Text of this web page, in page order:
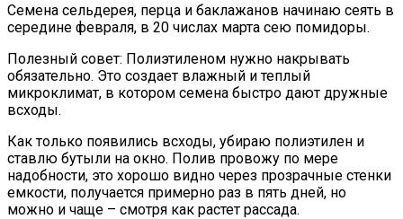
Семена сельдерея, перца и баклажанов начинаю сеять в
середине февраля, в 20 числах марта сею помидоры.
Полезный совет: Полиэтиленом нужно накрывать
обязательно. Это создает влажный и теплый
микроклимат, в котором семена быстро дают дружные
всходы.
Как только появились всходы, убираю полиэтилен и
ставлю бутыли на окно. Полив провожу по мере
надобности, это хорошо видно через прозрачные стенки
емкости, получается примерно раз в пять дней, но
можно и чаще – смотря как растет рассада.